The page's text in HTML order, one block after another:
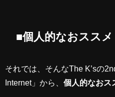
■個人的なおススメ
それでは、そんなThe K’sの
Internet」から、 個人的なおス